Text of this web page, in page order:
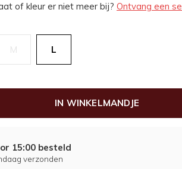
of kleur er niet meer bij? Ontvang een
M L
IN WINKELMANDJE
15:00 besteld
verzonden